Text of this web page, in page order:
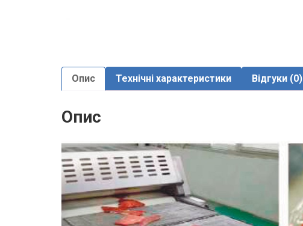
Опис Технічні характеристики Відгуки (0)
Опис